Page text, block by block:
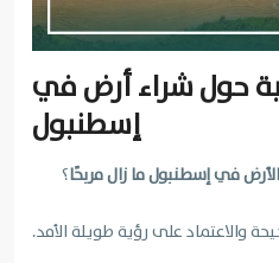
حول شراء أرض في
إسطنبول
في إسطنبول ما زال مربحًا؟
والاعتماد على رؤية طويلة الأمد.